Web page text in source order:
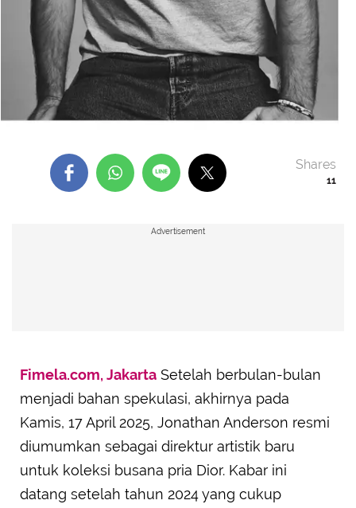
11
Shares
Advertisement
Fimela.com, Jakarta Setelah berbulan-bulan
menjadi bahan spekulasi, akhirnya pada
Kamis, 17 April 2025, Jonathan Anderson resmi
diumumkan sebagai direktur artistik baru
untuk koleksi busana pria Dior. Kabar ini
datang setelah tahun 2024 yang cukup